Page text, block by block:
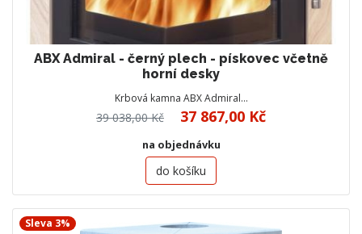
ABX Admiral - černý plech - pískovec včetně
horní desky
Krbová kamna ABX Admiral…
39 038,00 Kč 37 867,00 Kč
na objednávku
do košíku
Sleva 3%